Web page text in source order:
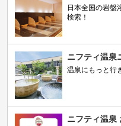
日本全国の岩盤
検索！
ニフティ温泉
温泉にもっと行
ニフティ温泉